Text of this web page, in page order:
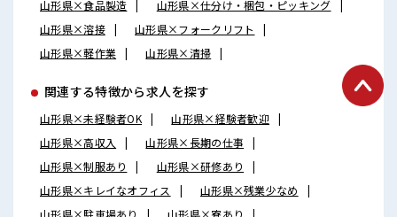
山形県×食品製造
山形県×仕分け・梱包・ピッキング
山形県×溶接
山形県×フォークリフト
山形県×軽作業
山形県×清掃
関連する特徴から求人を探す
山形県×未経験者OK
山形県×経験者歓迎
山形県×高収入
山形県×長期の仕事
山形県×制服あり
山形県×研修あり
山形県×キレイなオフィス
山形県×残業少なめ
山形県×駐車場あり
山形県×寮あり